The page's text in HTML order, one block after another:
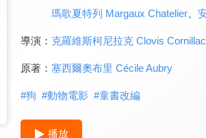
瑪歌夏特列 Margaux Chatelier、
導演： 克羅維斯柯尼拉克 Clovis Cornillac
原著： 塞西爾奧布里 Cécile Aubry
#狗 #動物電影 #童書改編
播放